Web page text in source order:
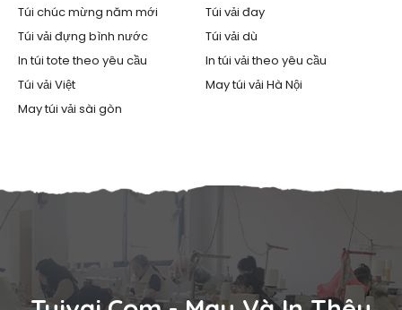
Túi chúc mừng năm mới
Túi vải đay
Túi vải đựng bình nước
Túi vải dù
In túi tote theo yêu cầu
In túi vải theo yêu cầu
Túi vải Việt
May túi vải Hà Nội
May túi vải sài gòn